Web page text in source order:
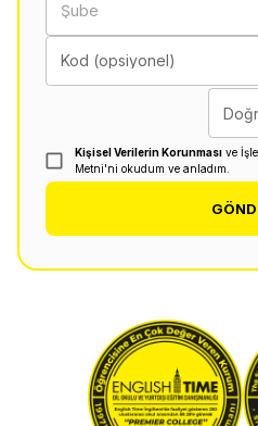
Şube
Kod (opsiyonel)
Kişisel Verilerin Korunması ve
Metni'ni okudum ve anladım.